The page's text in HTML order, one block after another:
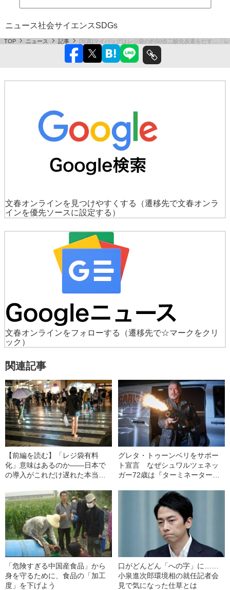
ニュース社会サイエンスSDGs
TOP ニュース 記事 [写真]マイバッグはレジ袋の約50倍二酸化炭素をだす…「
文春オンラインを見つけやすくする
（遷移先で文春オンラ
インを優先ソースに設定する）
文春オンラインをフォローする
（遷移先で☆マークをクリ
ック）
関連記事
【前編を読む】「レジ袋有料
化」意味はあるのか――日本で
の導入がこれだけ遅れた本当の
グレタ・トゥーンベリをサポー
ト宣言 なぜシュワルツェネッ
ガー72歳は『ターミネーター』
「危険すぎる中国産食品」から
身を守るために、食品の「加工
度」を下げよう
口がどんどん「への字」に……
小泉進次郎環境相の就任記者会
見で気になった仕草とは